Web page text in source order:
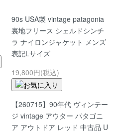
90s USA製 vintage patagonia
裏地フリース シェルドシンチ
ラ ナイロンジャケット メンズ
表記Lサイズ
19,800円(税込)
【260715】90年代 ヴィンテー
ジ vintage アウター パタゴニ
ア アウトドア レッド 中古品 U